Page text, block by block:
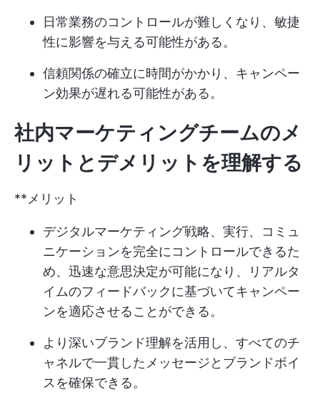
日常業務のコントロールが難しくなり、敏捷
性に影響を与える可能性がある。
信頼関係の確立に時間がかかり、キャンペー
ン効果が遅れる可能性がある。
社内マーケティングチームのメ
リットとデメリットを理解する
**メリット
デジタルマーケティング戦略、実行、コミュ
ニケーションを完全にコントロールできるた
め、迅速な意思決定が可能になり、リアルタ
イムのフィードバックに基づいてキャンペー
ンを適応させることができる。
より深いブランド理解を活用し、すべてのチ
ャネルで一貫したメッセージとブランドボイ
スを確保できる。